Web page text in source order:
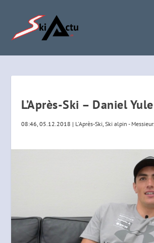
L’Après-Ski – Daniel Yule
08:46, 05.12.2018 | L'Après-Ski,Ski alpin -